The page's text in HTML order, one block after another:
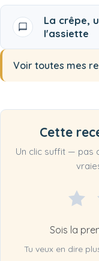
La crêpe,
l'assiette
Voir toutes mes
Cette
Un clic suffit — pas
Sois la
Tu veux en dire